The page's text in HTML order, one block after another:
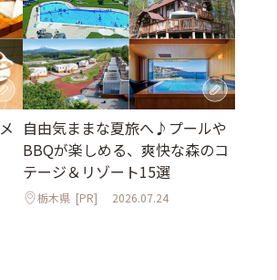
自由気ままな夏旅へ♪プールや
BBQが楽しめる、爽快な森のコ
テージ＆リゾート15選
栃木県[PR] 2026.07.24